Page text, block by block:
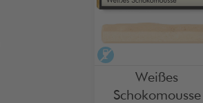
Weißes
Schokomousse